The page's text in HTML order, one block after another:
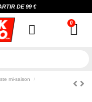
DE99 €
mi-saison